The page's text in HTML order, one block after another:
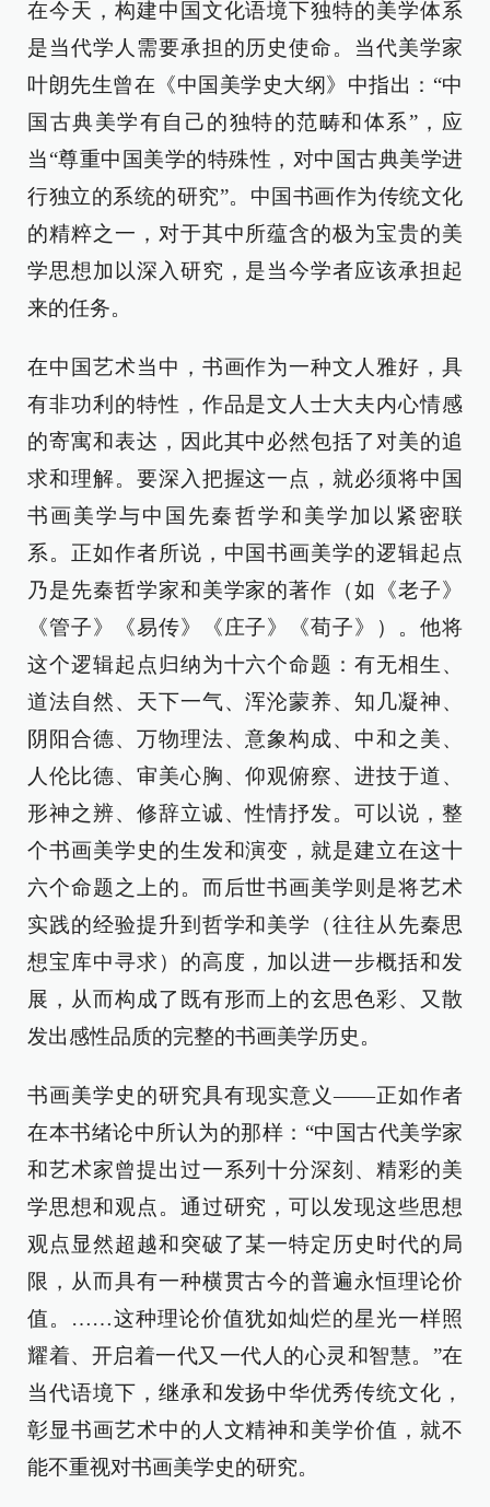
在今天，构建中国文化语境下独特的美学体系
是当代学人需要承担的历史使命。当代美学家
叶朗先生曾在《中国美学史大纲》中指出：“中
国古典美学有自己的独特的范畴和体系”，应
当“尊重中国美学的特殊性，对中国古典美学进
行独立的系统的研究”。中国书画作为传统文化
的精粹之一，对于其中所蕴含的极为宝贵的美
学思想加以深入研究，是当今学者应该承担起
来的任务。
在中国艺术当中，书画作为一种文人雅好，具
有非功利的特性，作品是文人士大夫内心情感
的寄寓和表达，因此其中必然包括了对美的追
求和理解。要深入把握这一点，就必须将中国
书画美学与中国先秦哲学和美学加以紧密联
系。正如作者所说，中国书画美学的逻辑起点
乃是先秦哲学家和美学家的著作（如《老子》
《管子》《易传》《庄子》《荀子》）。他将
这个逻辑起点归纳为十六个命题：有无相生、
道法自然、天下一气、浑沦蒙养、知几凝神、
阴阳合德、万物理法、意象构成、中和之美、
人伦比德、审美心胸、仰观俯察、进技于道、
形神之辨、修辞立诚、性情抒发。可以说，整
个书画美学史的生发和演变，就是建立在这十
六个命题之上的。而后世书画美学则是将艺术
实践的经验提升到哲学和美学（往往从先秦思
想宝库中寻求）的高度，加以进一步概括和发
展，从而构成了既有形而上的玄思色彩、又散
发出感性品质的完整的书画美学历史。
书画美学史的研究具有现实意义——正如作者
在本书绪论中所认为的那样：“中国古代美学家
和艺术家曾提出过一系列十分深刻、精彩的美
学思想和观点。通过研究，可以发现这些思想
观点显然超越和突破了某一特定历史时代的局
限，从而具有一种横贯古今的普遍永恒理论价
值。……这种理论价值犹如灿烂的星光一样照
耀着、开启着一代又一代人的心灵和智慧。”在
当代语境下，继承和发扬中华优秀传统文化，
彰显书画艺术中的人文精神和美学价值，就不
能不重视对书画美学史的研究。